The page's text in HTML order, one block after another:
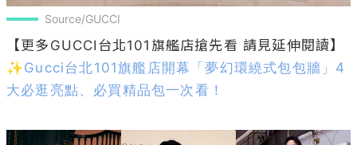
Source/GUCCI
✨Gucci台北101旗艦店開幕「夢幻環繞式包包牆」4
大必逛亮點、必買精品包一次看！